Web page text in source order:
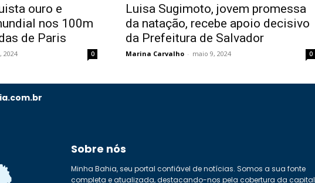
ouro e
nos 100m
de Paris
2024 0
Luisa Sugimoto, jovem promessa
da natação, recebe apoio decisivo
da Prefeitura de Salvador
Marina Carvalho - maio 9, 2024 0
Sobre nós
Minha Bahia, seu portal confiável de notícias. Somos a sua fonte
completa e atualizada, destacando-nos pela cobertura da capital